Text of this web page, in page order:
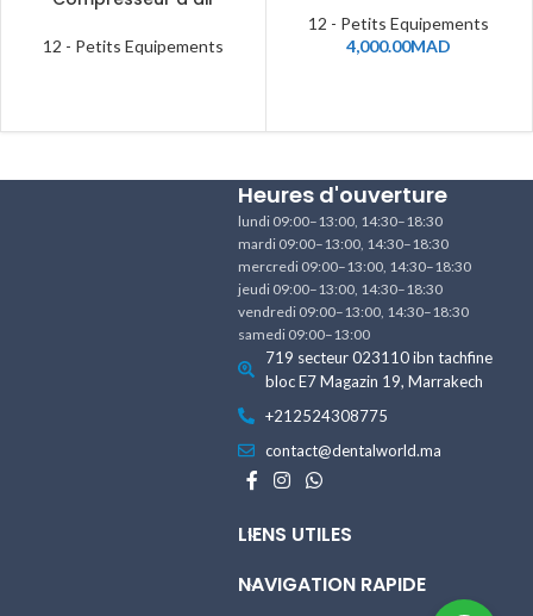
12 - Petits Equipements
12 - Petits Equipements
4,000.00MAD
Heures d'ouverture
lundi 09:00–13:00, 14:30–18:30
mardi 09:00–13:00, 14:30–18:30
mercredi 09:00–13:00, 14:30–18:30
jeudi 09:00–13:00, 14:30–18:30
vendredi 09:00–13:00, 14:30–18:30
samedi 09:00–13:00
719 secteur 023110 ibn tachfine
bloc E7 Magazin 19, Marrakech
+212524308775
contact@dentalworld.ma
LIENS UTILES
NAVIGATION RAPIDE